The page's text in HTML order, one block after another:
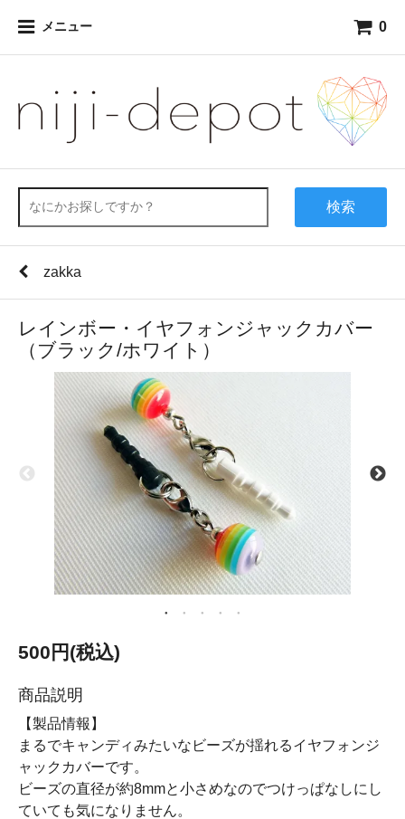
メニュー 0
検索
zakka
レインボー・イヤフォンジャックカバー
（ブラック/ホワイト）
500円(税込)
商品説明
【製品情報】
まるでキャンディみたいなビーズが揺れるイヤフォンジ
ャックカバーです。
ビーズの直径が約8mmと小さめなのでつけっぱなしにし
ていても気になりません。